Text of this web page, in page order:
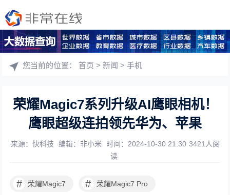
您当前的位置：首页 >新闻 >手机
荣耀Magic7系列升级AI鹰眼相机！
鹰眼超级连拍领先华为、苹果
来源：快科技 编辑：非小米 时间：2024-10-30 21:30 3421人阅
读
# 荣耀Magic7 # 荣耀Magic7 Pro